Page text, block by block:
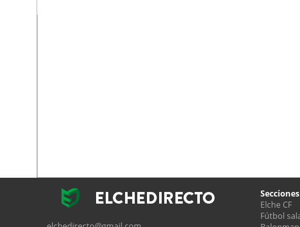
Secciones
Elche CF
Fútbol